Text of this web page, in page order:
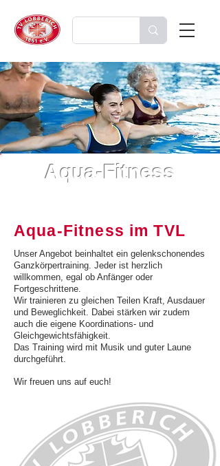
Aqua-Fitness
Aqua-Fitness im TVL
Unser Angebot beinhaltet ein gelenkschonendes
Ganzkörpertraining. Jeder ist herzlich
willkommen, egal ob Anfänger oder
Fortgeschrittene.
Wir trainieren zu gleichen Teilen Kraft, Ausdauer
und Beweglichkeit. Dabei stärken wir zudem
auch die eigene Koordinations- und
Gleichgewichtsfähigkeit.
Das Training wird mit Musik und guter Laune
durchgeführt.
Wir freuen uns auf euch!